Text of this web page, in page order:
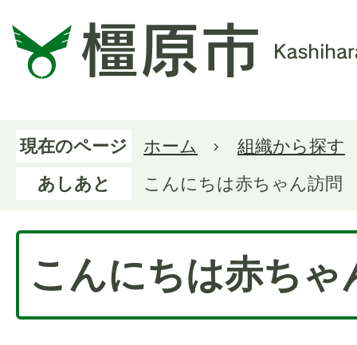
現在のページ ホーム
組織から探す
あしあと
こんにちは赤ちゃん訪問
こんにちは赤ちゃ